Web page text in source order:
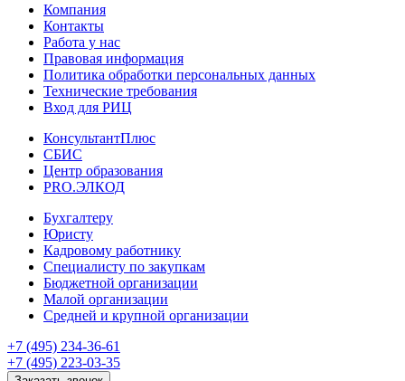
Компания
Контакты
Работа у нас
Правовая информация
Политика обработки персональных данных
Технические требования
Вход для РИЦ
КонсультантПлюс
СБИС
Центр образования
PRO.ЭЛКОД
Бухгалтеру
Юристу
Кадровому работнику
Специалисту по закупкам
Бюджетной организации
Малой организации
Средней и крупной организации
+7 (495) 234-36-61
+7 (495) 223-03-35